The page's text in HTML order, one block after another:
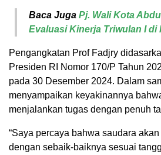
Baca Juga Pj. Wali Kota
Evaluasi Kinerja Triwulan I di
Pengangkatan Prof Fadjry
Presiden RI Nomor 170/P Tahun
pada 30 Desember 2024. Dalam
menyampaikan keyakinannya
menjalankan tugas dengan penuh
“Saya percaya bahwa saudara
dengan sebaik-baiknya sesuai